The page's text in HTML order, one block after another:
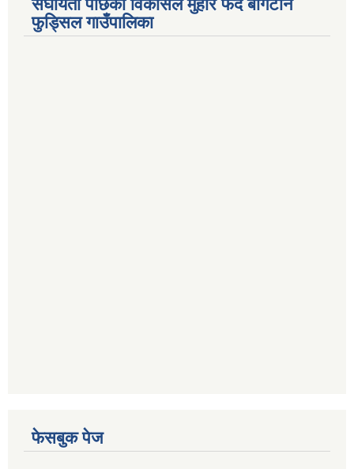
संघीयता पछिको विकासले मुहार फेर्दै बोगटान
फुड्सिल गाउँपालिका
फेसबुक पेज